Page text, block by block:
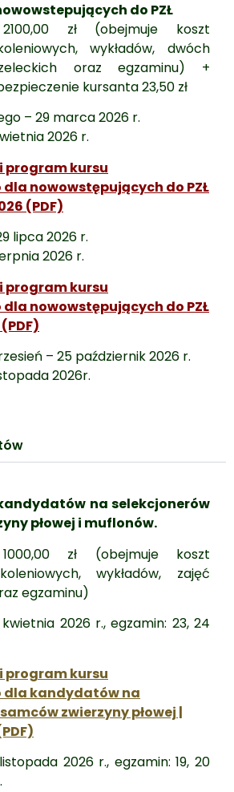
do PZŁ
zł (obejmuje koszt
wykładów, dwóch
oraz egzaminu) +
kursanta 23,50 zł
– 29 marca 2026 r.
2026 r.
program kursu
nowowstępujących do PZŁ
(PDF)
lipca 2026 r.
2026 r.
program kursu
nowowstępujących do PZŁ
– 25 październik 2026 r.
2026r.
na selekcjonerów
płowej i muflonów.
zł (obejmuje koszt
wykładów, zajęć
egzaminu)
2026 r., egzamin: 23, 24
program kursu
dla kandydatów na
zwierzyny płowej |
2026 r., egzamin: 19, 20